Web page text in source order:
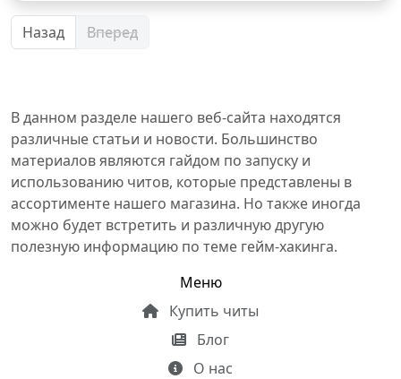
Назад Вперед
В данном разделе нашего веб-сайта находятся
различные статьи и новости. Большинство
материалов являются гайдом по запуску и
использованию читов, которые представлены в
ассортименте нашего магазина. Но также иногда
можно будет встретить и различную другую
полезную информацию по теме гейм-хакинга.
Меню
Купить читы
Блог
О нас